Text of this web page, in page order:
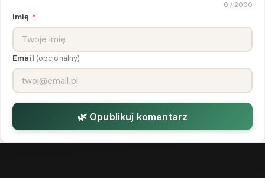
0 / 2000
Imię *
Email (opcjonalny)
🌿 Opublikuj komentarz